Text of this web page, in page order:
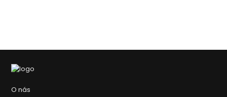
O nás